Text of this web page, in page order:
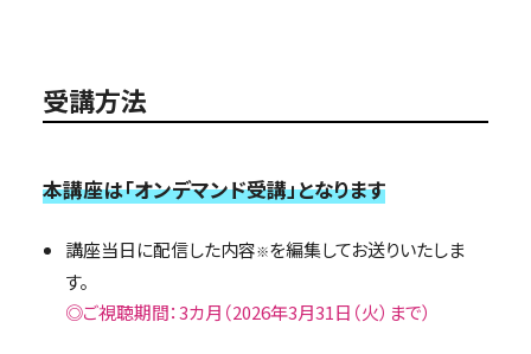
受講方法
本講座は「オンデマンド受講」となります
講座当日に配信した内容※を編集してお送りいたしま
す。
◎ご視聴期間：3カ月（2026年3月31日（火）まで）